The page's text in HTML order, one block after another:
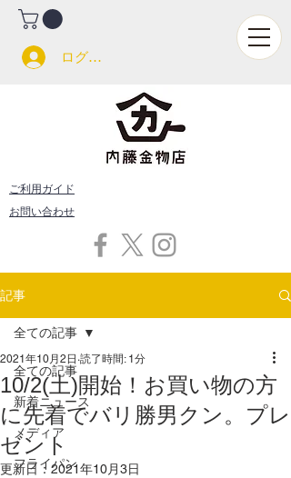
ログイン
ご利用ガイド
お問い合わせ
記事
全ての記事
新着ニュース
メディア
フライパン
全ての記事
10/2(土)開始！お買い物の方
に先着でバリ勝男クン。プレ
ゼント
2021年10月2日 読了時間: 1分
更新日： 2021年10月3日